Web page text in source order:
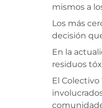
mismos a
Los más
decisión
En la
residuos
El